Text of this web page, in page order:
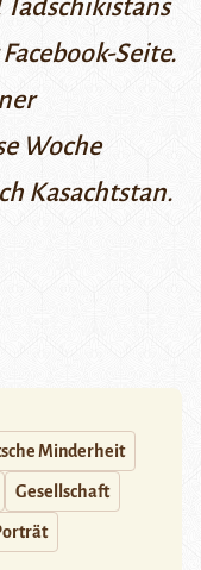
Seite.
Woche
Kasachtstan.
Minderheit
Gesellschaft